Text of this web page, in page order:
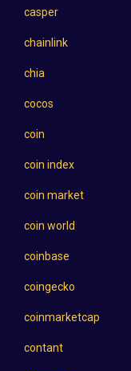
casper
chainlink
chia
cocos
coin
coin index
coin market
coin world
coinbase
coingecko
coinmarketcap
contant